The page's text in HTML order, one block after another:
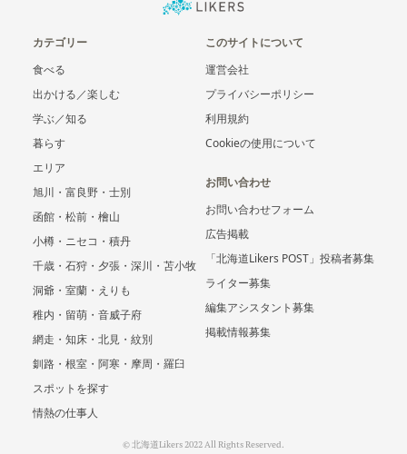
カテゴリー
食べる
出かける／楽しむ
学ぶ／知る
暮らす
エリア
旭川・富良野・士別
函館・松前・檜山
小樽・ニセコ・積丹
千歳・石狩・夕張・深川・苫小牧
洞爺・室蘭・えりも
稚内・留萌・音威子府
網走・知床・北見・紋別
釧路・根室・阿寒・摩周・羅臼
スポットを探す
情熱の仕事人
このサイトについて
運営会社
プライバシーポリシー
利用規約
Cookieの使用について
お問い合わせ
お問い合わせフォーム
広告掲載
「北海道Likers POST」投稿者募集
ライター募集
編集アシスタント募集
掲載情報募集
© 北海道Likers 2022 All Rights Reserved.